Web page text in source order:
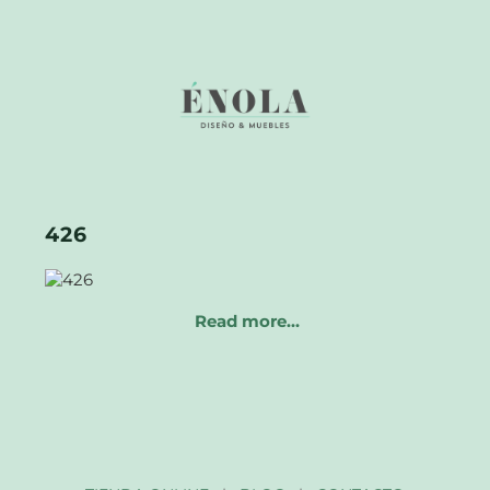
426
Read more…